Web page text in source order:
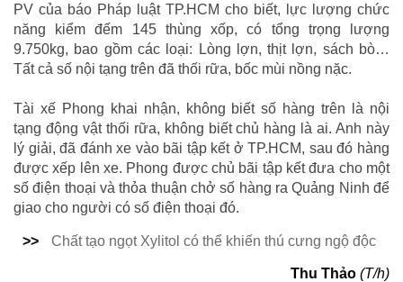
PV của báo Pháp luật TP.HCM cho biết, lực lượng chức
năng kiểm đếm 145 thùng xốp, có tổng trọng lượng
9.750kg, bao gồm các loại: Lòng lợn, thịt lợn, sách bò…
Tất cả số nội tạng trên đã thối rữa, bốc mùi nồng nặc.
Tài xế Phong khai nhận, không biết số hàng trên là nội
tạng động vật thối rữa, không biết chủ hàng là ai. Anh này
lý giải, đã đánh xe vào bãi tập kết ở TP.HCM, sau đó hàng
được xếp lên xe. Phong được chủ bãi tập kết đưa cho một
số điện thoại và thỏa thuận chở số hàng ra Quảng Ninh để
giao cho người có số điện thoại đó.
>> Chất tạo ngọt Xylitol có thể khiến thú cưng ngộ độc
Thu Thảo (T/h)